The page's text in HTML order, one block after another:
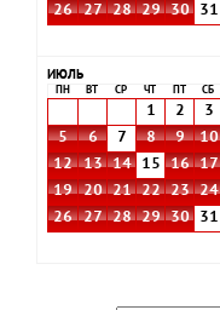
26
27 28 29 30 31
ИЮЛЬ
ПН ВТ СР ЧТ СБ
1 2 3
5
6 7 8 9 10
12
13 14 15 16 17
19
20 21 22 23 24
26
27 28 29 30 31